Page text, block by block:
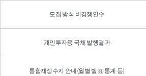
모집 방식 비경쟁인수
개인투자용 국채 발행결과
통합재정수지 안내(월별 발표 통계 등)